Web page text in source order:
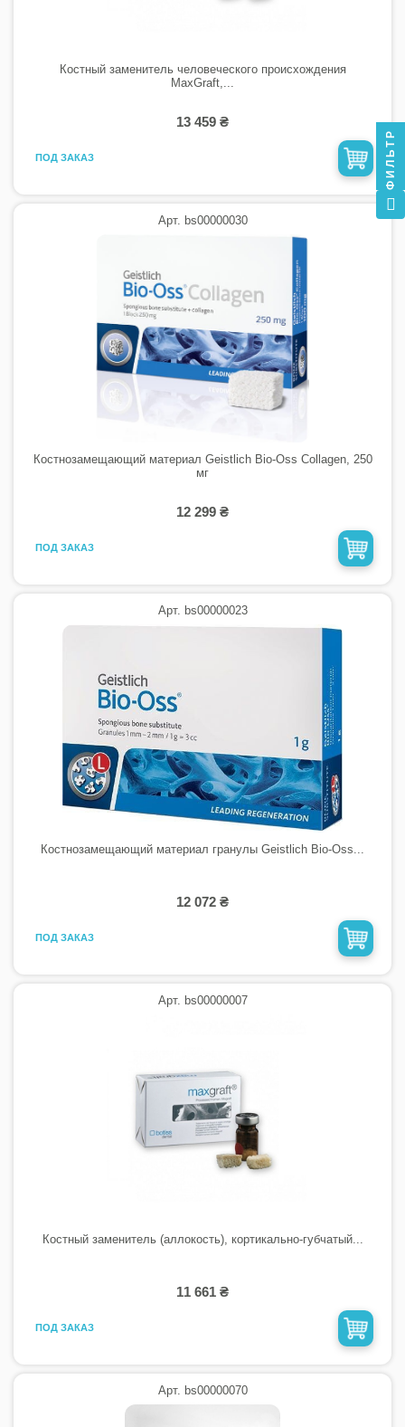
Костный заменитель человеческого происхождения
MaxGraft,...
13 459 ₴
ПОД ЗАКАЗ
Арт. bs00000030
Костнозамещающий материал Geistlich Bio-Oss Collagen, 250
мг
12 299 ₴
ПОД ЗАКАЗ
Арт. bs00000023
Костнозамещающий материал гранулы Geistlich Bio-Oss...
12 072 ₴
ПОД ЗАКАЗ
Арт. bs00000007
Костный заменитель (аллокость), кортикально-губчатый...
11 661 ₴
ПОД ЗАКАЗ
Арт. bs00000070
ФИЛЬТР